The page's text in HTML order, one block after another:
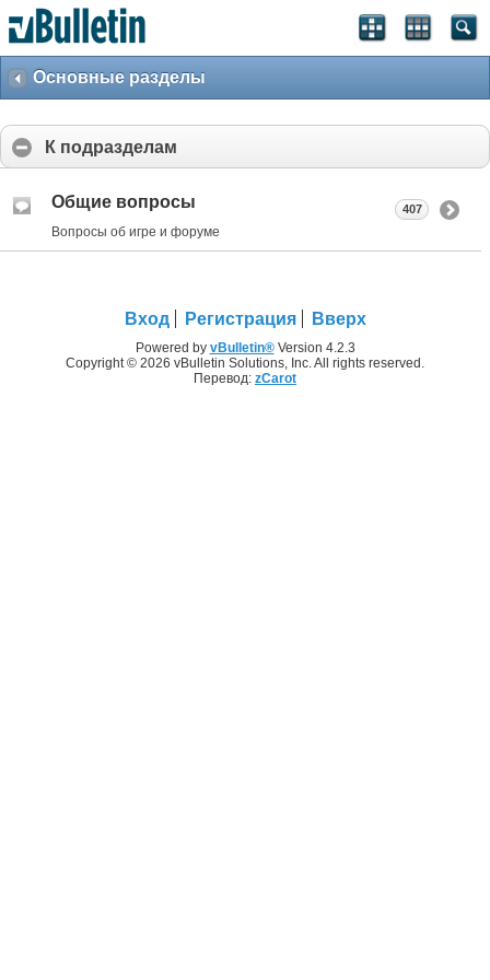
Основные разделы
К подразделам
Общие вопросы
Вопросы об игре и форуме
407
Вход Регистрация Вверх
Powered by vBulletin®Version 4.2.3
Copyright © 2026 vBulletin Solutions, Inc. All rights reserved.
Перевод: zCarot